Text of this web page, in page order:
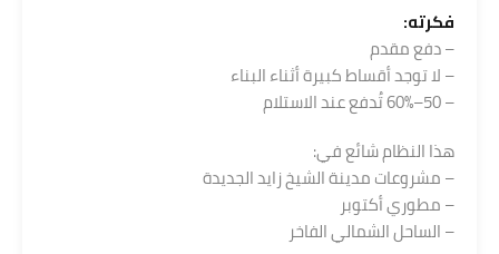
فكرته:
– دفع مقدم
– لا توجد أقساط كبيرة أثناء البناء
– 50–60% تُدفع عند الاستلام
هذا النظام شائع في:
– مشروعات مدينة الشيخ زايد الجديدة
– مطوري أكتوبر
– الساحل الشمالي الفاخر